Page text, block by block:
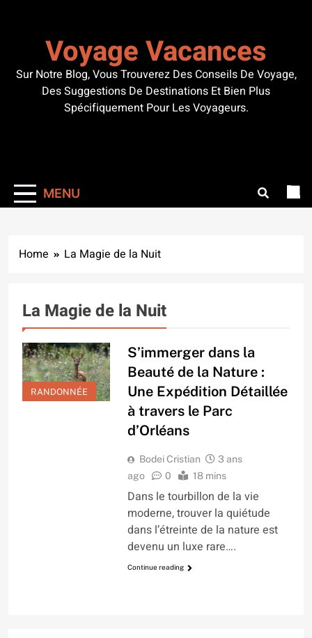
Voyage Vacances
Sur Notre Blog, Vous Trouverez Des Conseils De Voyage,
Des Suggestions De Destinations Et Bien Plus
Spécifiquement Pour Les Voyageurs.
MENU
Home La Magie de la Nuit
La Magie de la Nuit
RANDONNÉE
S’immerger dans la
Beauté de la Nature :
Une Expédition Détaillée
à travers le Parc
d’Orléans
Bodei Cristian
3 ans
ago
0 18 mins
Dans le tourbillon de la vie
moderne, trouver la quiétude
dans l’étreinte de la nature est
devenu un luxe rare….
Continue reading